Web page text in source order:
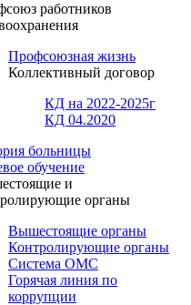
работников
Профсоюзная жизнь
Коллективный договор
КД на 2022-2025г
КД 04.2020
больницы
обучение
и
органы
Вышестоящие органы
Контролирующие органы
Система ОМС
Горячая линия по
коррупции